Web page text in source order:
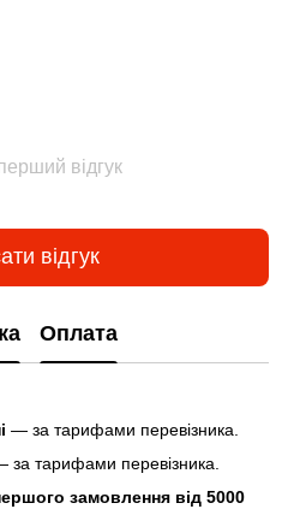
відгук
відгук
Оплата
— за тарифами перевізника.
за тарифами перевізника.
замовлення від 5000